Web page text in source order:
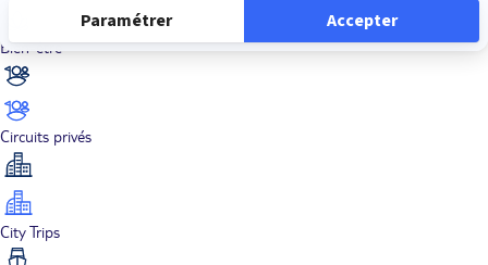
Bien-être
Circuits privés
City Trips